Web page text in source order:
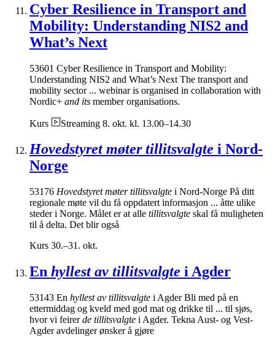
Cyber ​​Resilience in Transport and
Mobility: Understanding NIS2 and
What’s Next
53601 Cyber ​​Resilience in Transport and Mobility:
Understanding NIS2 and What’s Next The transport and
mobility sector ... webinar is organised in collaboration with
Nordic+ and its member organisations.
Kurs Streaming 8. okt. kl. 13.00–14.30
Hovedstyret møter tillitsvalgte i Nord-
Norge
53176 Hovedstyret møter tillitsvalgte i Nord-Norge På ditt
regionale møte vil du få oppdatert informasjon ... åtte ulike
steder i Norge. Målet er at alle tillitsvalgte skal få muligheten
til å delta. Det blir også
Kurs 30.–31. okt.
En hyllest av tillitsvalgte i Agder
53143 En hyllest av tillitsvalgte i Agder Bli med på en
ettermiddag og kveld med god mat og drikke til ... til sjøs,
hvor vi feirerde tillitsvalgte i Agder. Tekna Aust- og Vest-
Agder avdelinger ønsker å gjøre